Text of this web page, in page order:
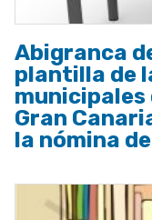
Abigranca
plantilla de
municipales
Gran
la nómina